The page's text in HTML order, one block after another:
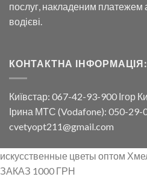
послуг, накладеним платежем
водієві.
КОНТАКТНА ІНФОРМАЦІЯ:
Київстар: 067-42-93-900 Ігор
Ірина МТС (Vodafone): 050-29-
cvetyopt211@gmail.com
искусственные цветы оптом
ЗАКАЗ 1000 ГРН